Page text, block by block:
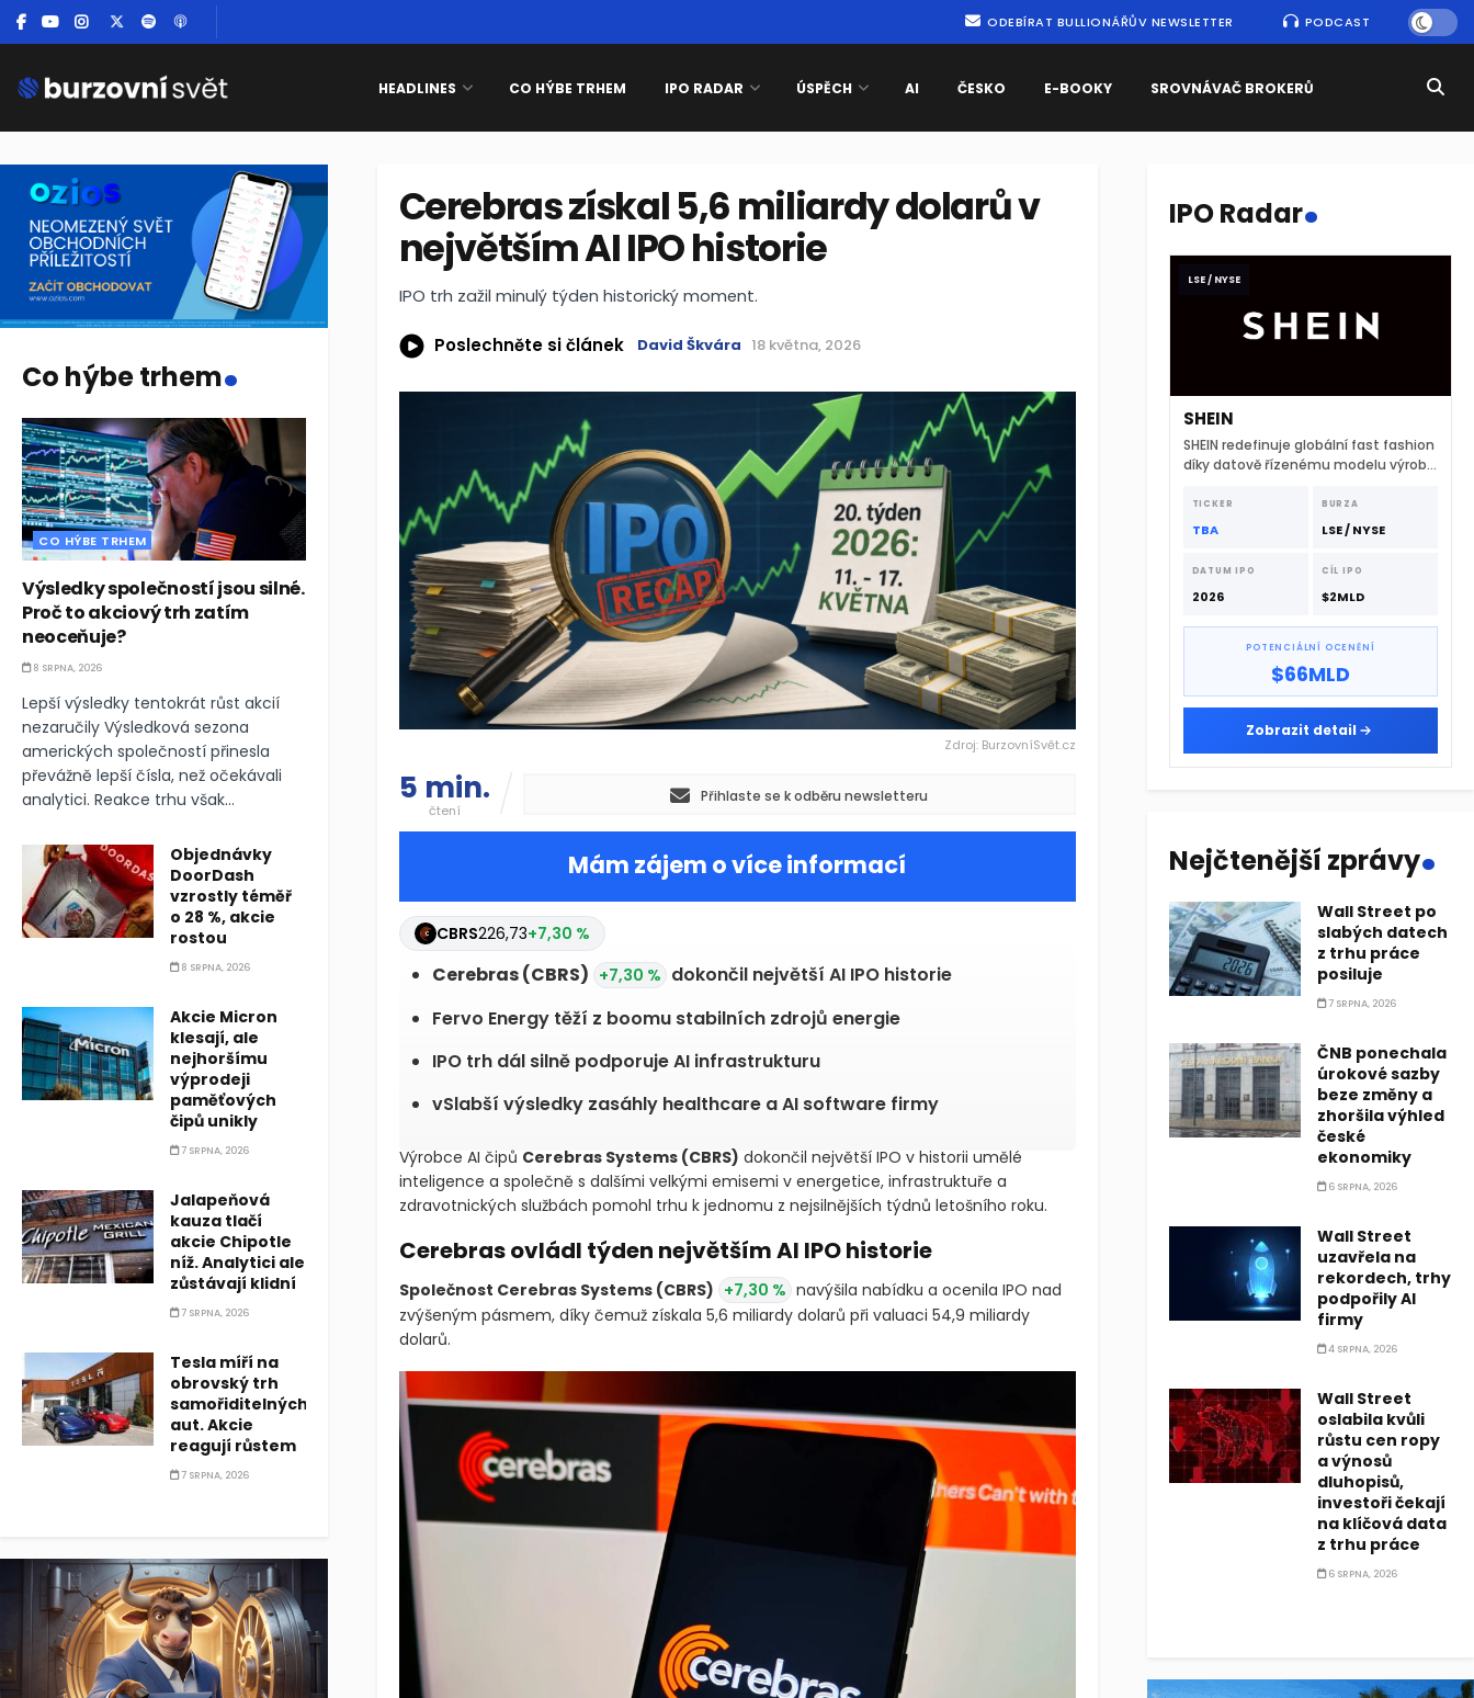
ODEBÍRAT BULLIONÁŘŮV NEWSLETTER PODCAST
HEADLINES CO HÝBE TRHEM IPO RADAR ÚSPĚCH AI ČESKO E-BOOKY SROVNÁVAČ BROKERŮ
Cerebras získal 5,6 miliardy dolarů v
největším AI IPO historie
IPO trh zažil minulý týden historický moment.
Poslechněte si článek David Škvára 18 května, 2026
Zdroj: BurzovníSvět.cz
5 min.
čtení
Přihlaste se k odběru newsletteru
Mám zájem o více informací
CBRS226,73+7,30 %
Cerebras(CBRS) +7,30 % dokončil největší AI IPO historie
Fervo Energy těží z boomu stabilních zdrojů energie
IPO trh dál silně podporuje AI infrastrukturu
vSlabší výsledky zasáhly healthcare a AI software firmy
Výrobce AI čipů Cerebras Systems (CBRS) dokončil největší IPO v historii umělé
inteligence a společně s dalšími velkými emisemi v energetice, infrastruktuře a
zdravotnických službách pomohl trhu k jednomu z nejsilnějších týdnů letošního roku.
Cerebras ovládl týden největším AI IPO historie
Společnost Cerebras Systems (CBRS) +7,30 % navýšila nabídku a ocenila IPO nad
zvýšeným pásmem, díky čemuž získala 5,6 miliardy dolarů při valuaci 54,9 miliardy
dolarů.
Co hýbe trhem.
CO HÝBE TRHEM
Výsledky společností jsou silné.
Proč to akciový trh zatím
neoceňuje?
8 SRPNA, 2026
Lepší výsledky tentokrát růst akcií
nezaručily Výsledková sezona
amerických společností přinesla
převážně lepší čísla, než očekávali
analytici. Reakce trhu však...
Objednávky
DoorDash
vzrostly téměř
o 28 %, akcie
rostou
8 SRPNA, 2026
Akcie Micron
klesají, ale
nejhoršímu
výprodeji
paměťových
čipů unikly
7 SRPNA, 2026
Jalapeňová
kauza tlačí
akcie Chipotle
níž. Analytici ale
zůstávají klidní
7 SRPNA, 2026
Tesla míří na
obrovský trh
samořiditelných
aut. Akcie
reagují růstem
7 SRPNA, 2026
IPO Radar.
LSE / NYSE
SHEIN
SHEIN redefinuje globální fast fashion
díky datově řízenému modelu výroby
dodavatelskému řetězci.
TICKER
TBA
BURZA
LSE / NYSE
DATUM IPO
2026
CÍL IPO
$2MLD
POTENCIÁLNÍ OCENĚNÍ
$66MLD
Zobrazit detail
Nejčtenější zprávy.
Wall Street po
slabých datech
z trhu práce
posiluje
7 SRPNA, 2026
ČNB ponechala
úrokové sazby
beze změny a
zhoršila výhled
české
ekonomiky
6 SRPNA, 2026
Wall Street
uzavřela na
rekordech, trhy
podpořily AI
firmy
4 SRPNA, 2026
Wall Street
oslabila kvůli
růstu cen ropy
a výnosů
dluhopisů,
investoři čekají
na klíčová data
z trhu práce
6 SRPNA, 2026